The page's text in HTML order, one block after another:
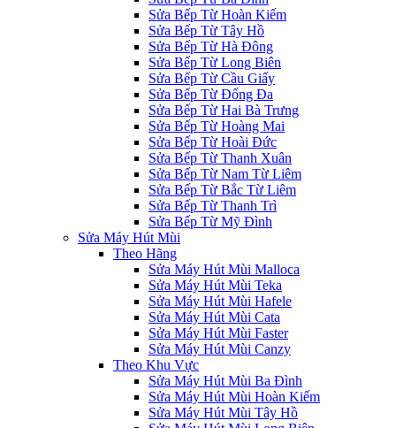
Sửa Bếp Từ Hoàn Kiếm
Sửa Bếp Từ Tây Hồ
Sửa Bếp Từ Hà Đông
Sửa Bếp Từ Long Biên
Sửa Bếp Từ Cầu Giấy
Sửa Bếp Từ Đống Đa
Sửa Bếp Từ Hai Bà Trưng
Sửa Bếp Từ Hoàng Mai
Sửa Bếp Từ Hoài Đức
Sửa Bếp Từ Thanh Xuân
Sửa Bếp Từ Nam Từ Liêm
Sửa Bếp Từ Bắc Từ Liêm
Sửa Bếp Từ Thanh Trì
Sửa Bếp Từ Mỹ Đình
Sửa Máy Hút Mùi
Theo Hãng
Sửa Máy Hút Mùi Malloca
Sửa Máy Hút Mùi Teka
Sửa Máy Hút Mùi Hafele
Sửa Máy Hút Mùi Cata
Sửa Máy Hút Mùi Faster
Sửa Máy Hút Mùi Canzy
Theo Khu Vực
Sửa Máy Hút Mùi Ba Đình
Sửa Máy Hút Mùi Hoàn Kiếm
Sửa Máy Hút Mùi Tây Hồ